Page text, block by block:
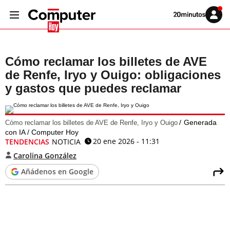
Volver
Iniciar
sesión
Cómo reclamar los billetes de AVE
de Renfe, Iryo y Ouigo: obligaciones
y gastos que puedes reclamar
Cómo reclamar los billetes de AVE de Renfe, Iryo y Ouigo
Generada
con IA / Computer Hoy
TENDENCIAS NOTICIA
20 ene 2026 - 11:31
Carolina González
Añádenos en Google